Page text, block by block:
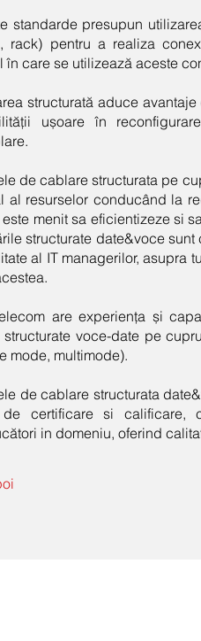
standarde presupun
rack) pentru a realiza
în care se utilizează aceste
structurată aduce
ușoare în
de cablare structurata pe
al resurselor conducând la
este menit sa eficientizeze si
structurate date&voce
al IT managerilor, asupra
are experiența și
structurate voce-date pe
mode, multimode).
de cablare structurata
de certificare si calificare,
in domeniu, oferind